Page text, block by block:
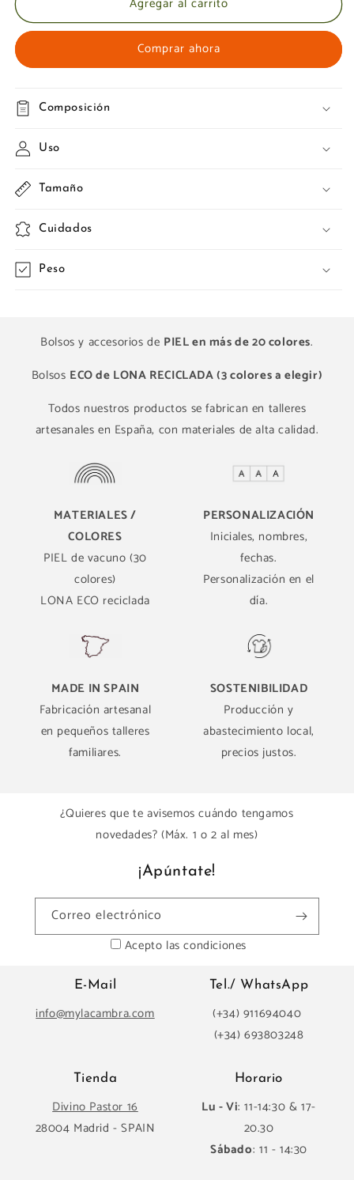
Comprar ahora
Composición
Uso
Tamaño
Cuidados
Peso
Bolsos y accesorios de PIEL en más de 20 colores.
Bolsos ECO de LONA RECICLADA (3 colores a elegir)
Todos nuestros productos se fabrican en talleres
artesanales en España, con materiales de alta calidad.
MATERIALES /
COLORES
PIEL de vacuno (30
colores)
LONA ECO reciclada
PERSONALIZACIÓN
Iniciales, nombres,
fechas.
Personalización en el
día.
MADE IN SPAIN
Fabricación artesanal
en pequeños talleres
familiares.
SOSTENIBILIDAD
Producción y
abastecimiento local,
precios justos.
¿Quieres que te avisemos cuándo tengamos
novedades? (Máx. 1 o 2 al mes)
¡Apúntate!
Correo electrónico
Acepto las condiciones
E-Mail
info@mylacambra.com
Tel./ WhatsApp
(+34) 911694040
(+34) 693803248
Tienda
Divino Pastor 16
28004 Madrid - SPAIN
Horario
Lu - Vi: 11-14:30 & 17-
20.30
Sábado: 11 - 14:30